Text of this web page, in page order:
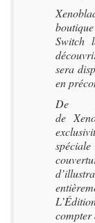
Switch
sera
en
De
de